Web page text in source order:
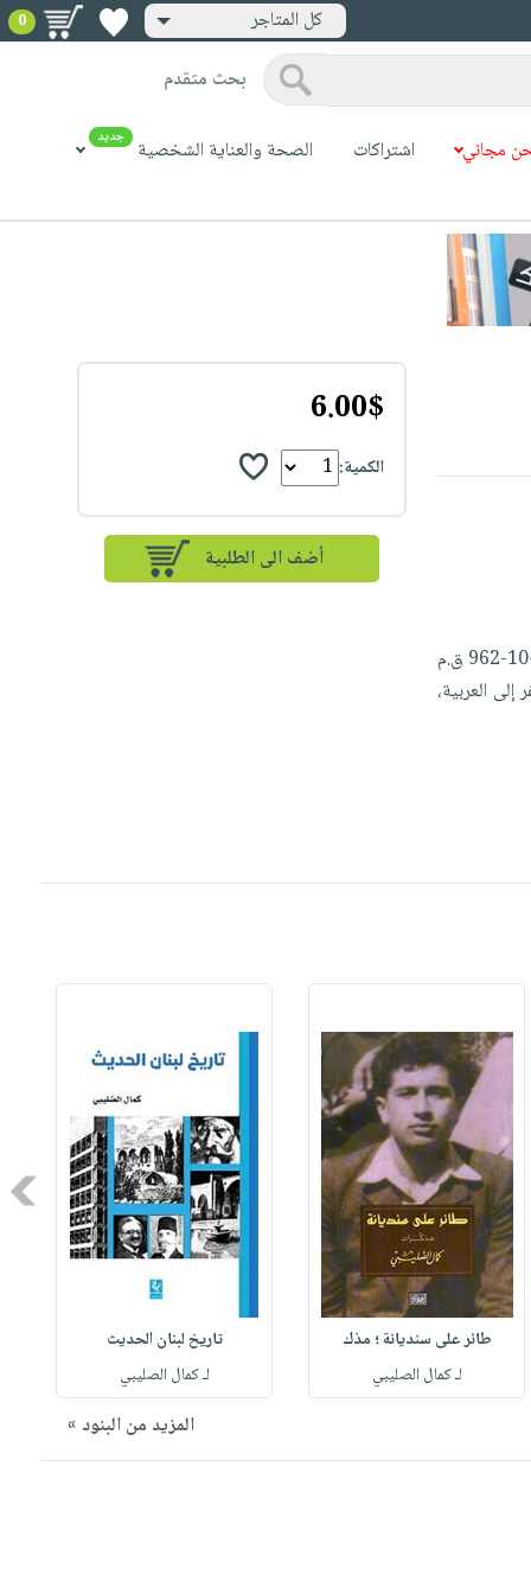
كل المتاجر 0
بحث متقدم
مجاني اشتراكات الصحة والعناية الشخصية جديد
يقدم هذا الكتاب ترجمة جديدة لأخبار الحروب التي خاضها النبي داود حين كان ملكاً على جميع إسرائيل (2-10-962 ق.م
العربية،
6.00$
الكمية:
أضف الى الطلبية
طائر على سنديانة ؛ مذك
لـ كمال الصليبي
تاريخ لبنان الحديث
لـ كمال الصليبي
المزيد من البنود »